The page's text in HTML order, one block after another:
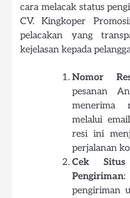
cara melacak status
CV. Kingkoper
pelacakan yang
kejelasan kepada
Nomor
pesanan
menerima
melalui
resi ini
perjalanan
Cek
Pengiriman:
pengiriman